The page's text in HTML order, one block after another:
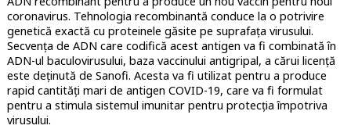
coronavirus. Tehnologia recombinantă conduce la o potrivire
genetică exactă cu proteinele găsite pe suprafața virusului.
Secvența de ADN care codifică acest antigen va fi combinată în
ADN-ul baculovirusului, baza vaccinului antigripal, a cărui licență
este deținută de Sanofi. Acesta va fi utilizat pentru a produce
rapid cantități mari de antigen COVID-19, care va fi formulat
pentru a stimula sistemul imunitar pentru protecția împotriva
virusului.